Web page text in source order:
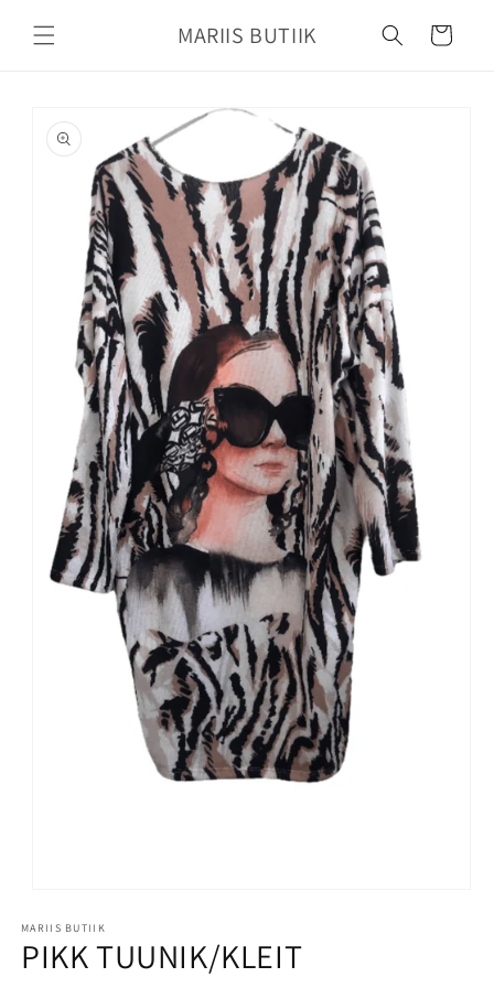
sisu
juurde
MARIIS BUTIIK Käru
tooteteabe
juurde
MARIIS BUTIIK
PIKK TUUNIK/KLEIT